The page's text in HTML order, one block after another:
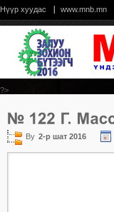
Нүүр хуудас www.mnb.mn
?>
By 2-р шат 2016